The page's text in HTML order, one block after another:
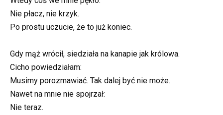
Nie płacz, nie krzyk.
Po prostu uczucie, że to już koniec.
Gdy mąż wrócił, siedziała na kanapie jak królowa.
Cicho powiedziałam:
Musimy porozmawiać. Tak dalej być nie może.
Nawet na mnie nie spojrzał:
Nie teraz.